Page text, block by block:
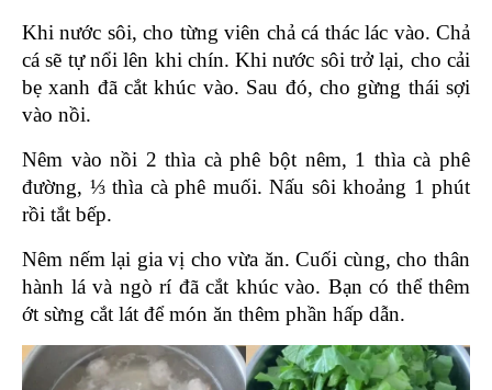
Khi nước sôi, cho từng viên chả cá thác lác vào. Chả
cá sẽ tự nổi lên khi chín. Khi nước sôi trở lại, cho cải
bẹ xanh đã cắt khúc vào. Sau đó, cho gừng thái sợi
vào nồi.
Nêm vào nồi 2 thìa cà phê bột nêm, 1 thìa cà phê
đường, ⅓ thìa cà phê muối. Nấu sôi khoảng 1 phút
rồi tắt bếp.
Nêm nếm lại gia vị cho vừa ăn. Cuối cùng, cho thân
hành lá và ngò rí đã cắt khúc vào. Bạn có thể thêm
ớt sừng cắt lát để món ăn thêm phần hấp dẫn.